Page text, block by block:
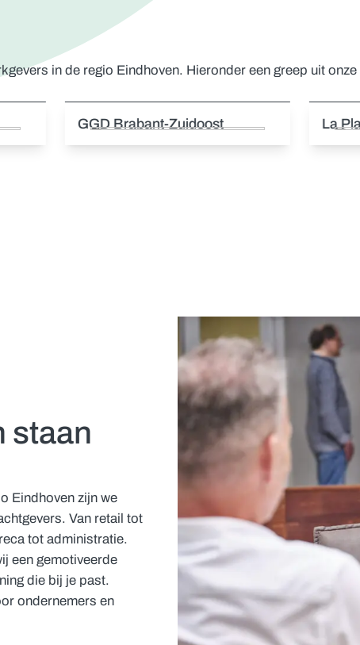
in de regio Eindhoven. Hieronder een greep uit onze
GGD Brabant-Zuidoost La
staan
Eindhoven zijn we
Van retail tot
tot administratie.
een gemotiveerde
die bij je past.
ondernemers en